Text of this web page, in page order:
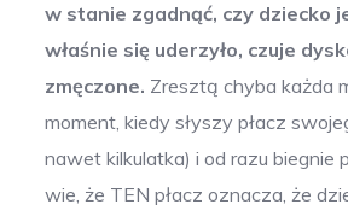
w stanie zgadnąć, czy dziecko
właśnie się uderzyło, czuje
zmęczone. Zresztą chyba każda
moment, kiedy słyszy płacz
nawet kilkulatka) i od razu biegnie
wie, że TEN płacz oznacza, że